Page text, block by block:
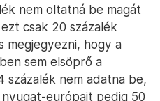
nem oltatná be magát
csak 20 százalék
megjegyezni, hogy a
sem elsöprő a
százalék nem adatna be,
európait pedig 50